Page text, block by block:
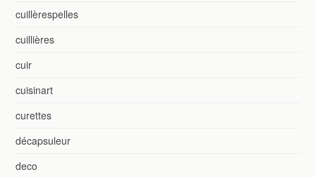
cuillèrespelles
cuillières
cuir
cuisinart
curettes
décapsuleur
deco